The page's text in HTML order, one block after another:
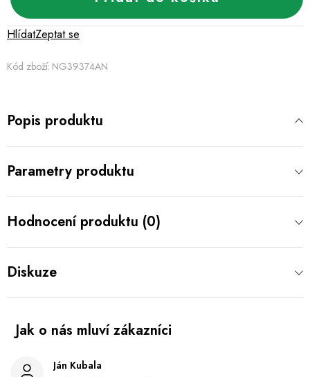
Kód zboží: NG39374AN
Zeptat se
Hlídat
Popis produktu
Parametry produktu
Hodnocení produktu (0)
Diskuze
Ján Kubala